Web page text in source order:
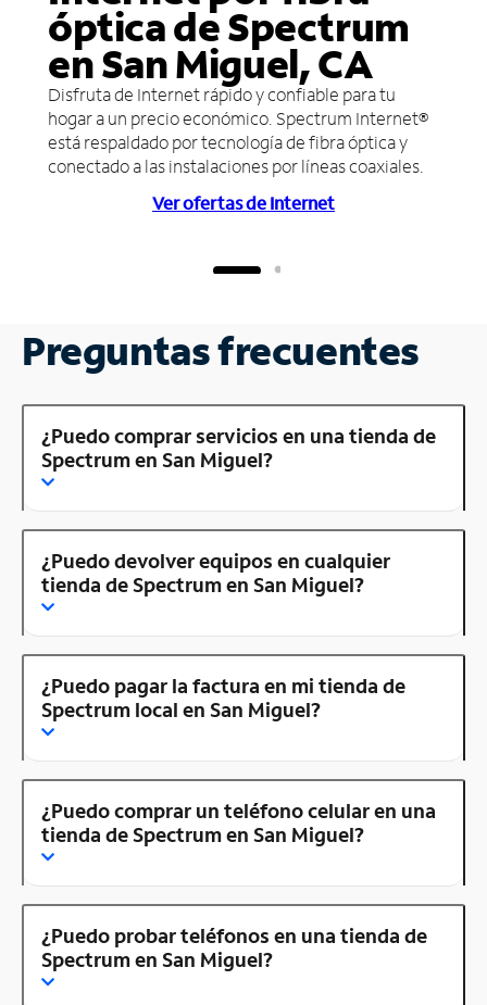
óptica de Spectrum
en San Miguel, CA
Disfruta de Internet rápido y confiable para tu
hogar a un precio económico. Spectrum Internet®
está respaldado por tecnología de fibra óptica y
conectado a las instalaciones por líneas coaxiales.
Ver ofertas de Internet
Preguntas frecuentes
¿Puedo comprar servicios en una tienda de
Spectrum en San Miguel?
¿Puedo devolver equipos en cualquier
tienda de Spectrum en San Miguel?
¿Puedo pagar la factura en mi tienda de
Spectrum local en San Miguel?
¿Puedo comprar un teléfono celular en una
tienda de Spectrum en San Miguel?
¿Puedo probar teléfonos en una tienda de
Spectrum en San Miguel?